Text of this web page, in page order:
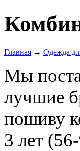
Главная → Одежда
Мы
лучшие
пошиву
3 лет